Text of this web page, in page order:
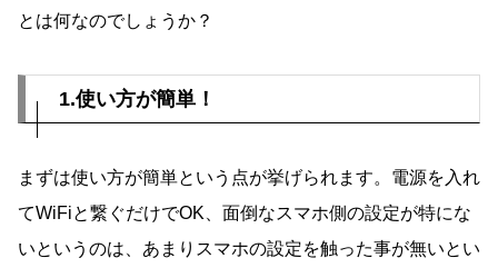
とは何なのでしょうか？
1.使い方が簡単！
まずは使い方が簡単という点が挙げられます。電源を入れ
てWiFiと繋ぐだけでOK、面倒なスマホ側の設定が特にな
いというのは、あまりスマホの設定を触った事が無いとい